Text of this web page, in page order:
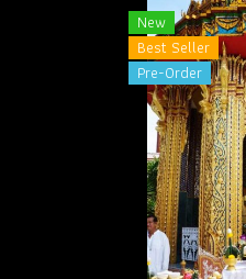
New
Best Seller
Pre-Order